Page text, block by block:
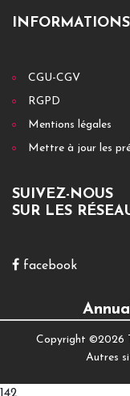
INFORMATIONS
CGU-CGV
RGPD
Mentions légales
Mettre à jour les
SUIVEZ-NOUS
SUR LES
facebook
Copyright ©2026
Autres
142